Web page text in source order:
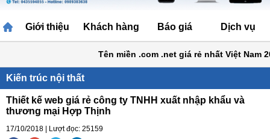
Giới thiệu Khách hàng Báo giá Dịch vụ
Tên miền .com .net giá rẻ nhất Việt Nam
Kiến trúc nội thất
Thiết kế web giá rẻ công ty TNHH xuất nhập khẩu và
thương mại Hợp Thịnh
17/10/2018 | Lượt đọc: 25159